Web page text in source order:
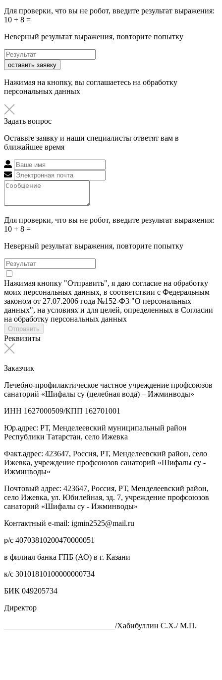
Для проверки, что вы не робот, введите результат выражения:
10 + 8 =
Неверный результат выражения, повторите попытку
оставить заявку
Нажимая на кнопку, вы соглашаетесь на обработку
персональных данных
Задать вопрос
Оставьте заявку и наши специалисты ответят вам в
ближайшее время
Для проверки, что вы не робот, введите результат выражения:
10 + 8 =
Неверный результат выражения, повторите попытку
Нажимая кнопку "Отправить", я даю согласие на обработку
моих персональных данных, в соответствии с Федеральным
законом от 27.07.2006 года №152-Ф3 "О персональных
данных", на условиях и для целей, определенных в Согласии
на обработку персональных данных
Отправить
Реквизиты
Заказчик
Лечебно-профилактическое частное учреждение профсоюзов
санаторий «Шифалы су (целебная вода) – Ижминводы»
ИНН 1627000509/КПП 162701001
Юр.адрес: РТ, Менделеевский муниципальный район
Республики Татарстан, село Ижевка
Факт.адрес: 423647, Россия, РТ, Менделеевский район, село
Ижевка, учреждение профсоюзов санаторий «Шифалы су -
Ижминводы»
Почтовый адрес: 423647, Россия, РТ, Менделеевский район,
село Ижевка, ул. Юбилейная, зд. 7, учреждение профсоюзов
санаторий «Шифалы су - Ижминводы»
Контактный e-mail: igmin2525@mail.ru
р/с 40703810200470000051
в филиал банка ГПБ (АО) в г. Казани
к/с 30101810100000000734
БИК 049205734
Директор
____________________________/Хабибуллин С.Х./ М.П.